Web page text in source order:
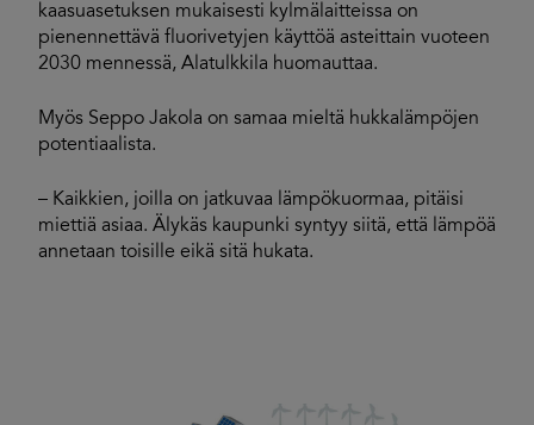
kaasuasetuksen mukaisesti kylmälaitteissa on
pienennettävä fluorivetyjen käyttöä asteittain vuoteen
2030 mennessä, Alatulkkila huomauttaa.
Myös Seppo Jakola on samaa mieltä hukkalämpöjen
potentiaalista.
– Kaikkien, joilla on jatkuvaa lämpökuormaa, pitäisi
miettiä asiaa. Älykäs kaupunki syntyy siitä, että lämpöä
annetaan toisille eikä sitä hukata.